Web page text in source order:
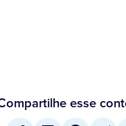
esse